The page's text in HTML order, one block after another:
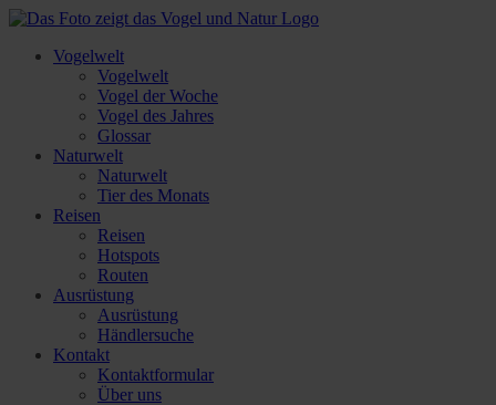
Vogelwelt
Vogelwelt
Vogel der Woche
Vogel des Jahres
Glossar
Naturwelt
Naturwelt
Tier des Monats
Reisen
Reisen
Hotspots
Routen
Ausrüstung
Ausrüstung
Händlersuche
Kontakt
Kontaktformular
Über uns